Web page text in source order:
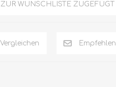
ZUR WUNSCHLISTE ZUGEFÜGT
Vergleichen Empfehlen